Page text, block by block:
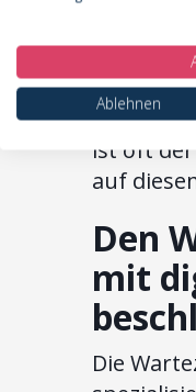
richtigen
ist oft
auf
Den
mit
Die
Ablehnen